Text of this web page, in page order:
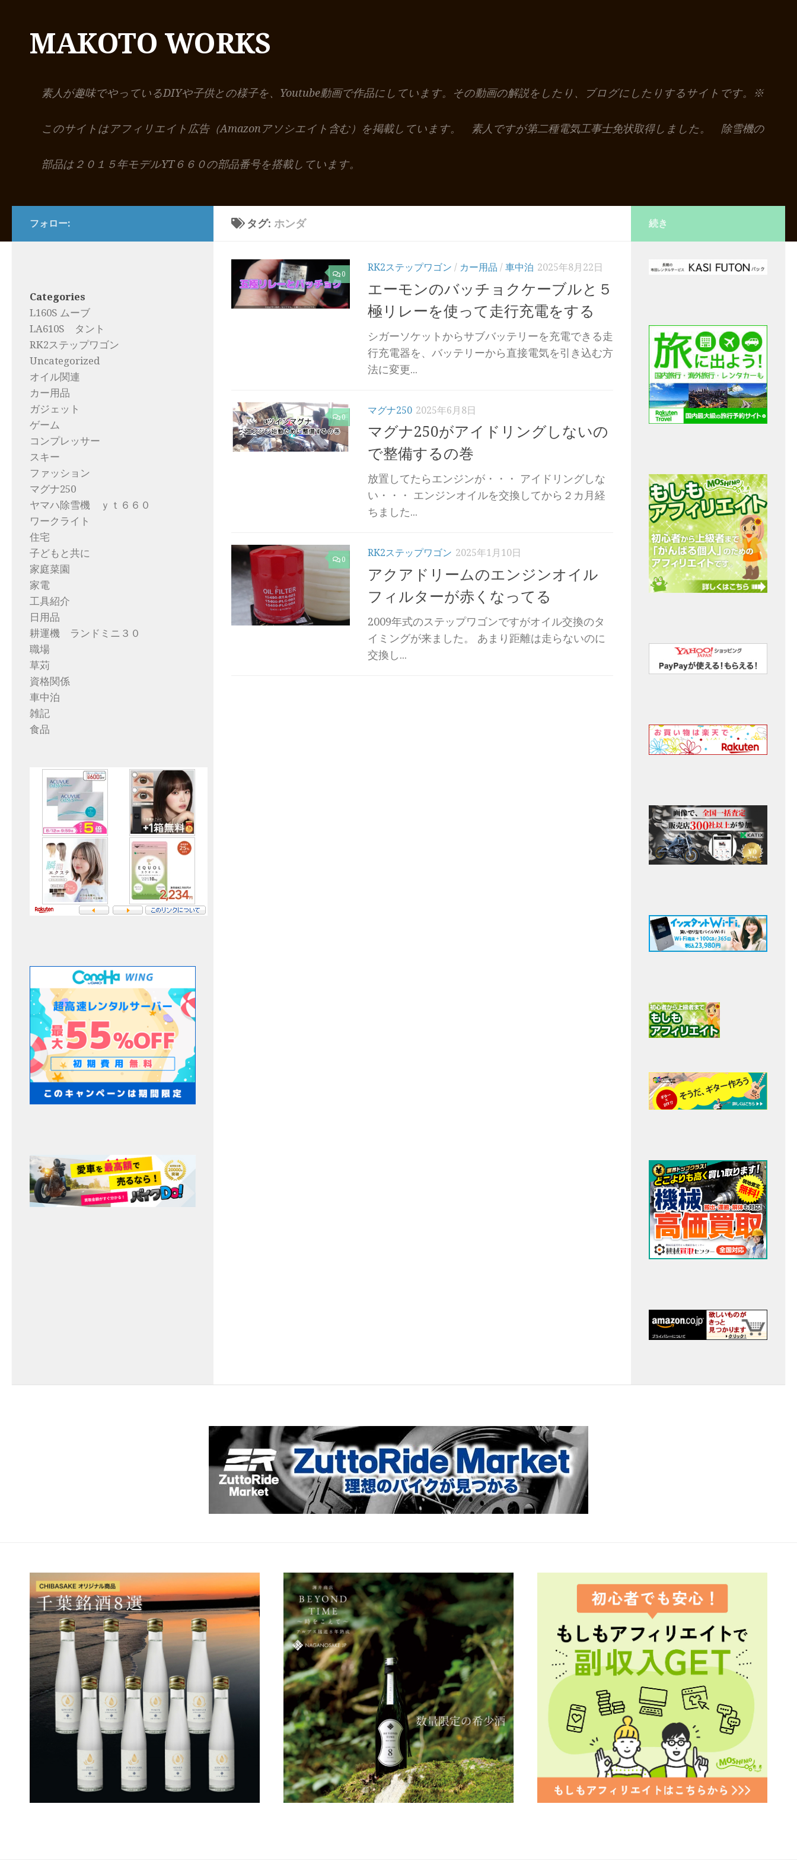
MAKOTO WORKS
素人が趣味でやっているDIYや子供との様子を、Youtube動画で作品にしています。その動画の解説をしたり、ブログにしたりするサイトです。※
このサイトはアフィリエイト広告（Amazonアソシエイト含む）を掲載しています。 素人ですが第二種電気工事士免状取得しました。 除雪機の
部品は２０１５年モデルYT６６０の部品番号を搭載しています。
タグ:ホンダ
0
RK2ステップワゴン / カー用品 / 車中泊 2025年8月22日
エーモンのバッチョクケーブルと５
極リレーを使って走行充電をする
シガーソケットからサブバッテリーを充電できる走
行充電器を、バッテリーから直接電気を引き込む方
法に変更...
0
マグナ250 2025年6月8日
マグナ250がアイドリングしないの
で整備するの巻
放置してたらエンジンが・・・ アイドリングしな
い・・・ エンジンオイルを交換してから２カ月経
ちました...
0
RK2ステップワゴン 2025年1月10日
アクアドリームのエンジンオイル
フィルターが赤くなってる
2009年式のステップワゴンですがオイル交換のタ
イミングが来ました。 あまり距離は走らないのに
交換し...
フォロー:
Categories
L160S ムーブ
LA610S タント
RK2ステップワゴン
Uncategorized
オイル関連
カー用品
ガジェット
ゲーム
コンプレッサー
スキー
ファッション
マグナ250
ヤマハ除雪機 ｙｔ６６０
ワークライト
住宅
子どもと共に
家庭菜園
家電
工具紹介
日用品
耕運機 ランドミニ３０
職場
草苅
資格関係
車中泊
雑記
食品
続き